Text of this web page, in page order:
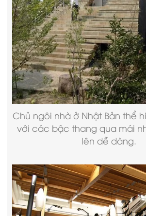
Chủ ngôi nhà ở Nhật Bản thể
với các bậc thang qua mái
lên dễ dàng.